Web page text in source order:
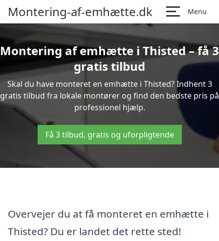
Montering-af-emhætte.dk Menu
Montering af emhætte i Thisted – få 3
gratis tilbud
Skal du have monteret en emhætte i Thisted? Indhent 3
gratis tilbud fra lokale montører og find den bedste pris på
professionel hjælp.
Få 3 tilbud, gratis og uforpligtende
Overvejer du at få monteret en emhætte i
Thisted? Du er landet det rette sted!